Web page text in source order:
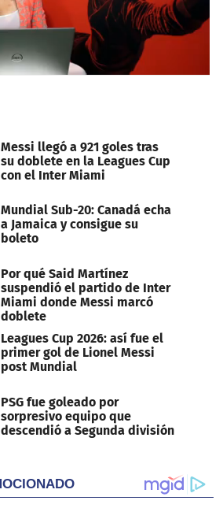
Messi llegó a 921 goles tras
su doblete en la Leagues Cup
con el Inter Miami
Mundial Sub-20: Canadá echa
a Jamaica y consigue su
boleto
Por qué Said Martínez
suspendió el partido de Inter
Miami donde Messi marcó
doblete
Leagues Cup 2026: así fue el
primer gol de Lionel Messi
post Mundial
PSG fue goleado por
sorpresivo equipo que
descendió a Segunda división